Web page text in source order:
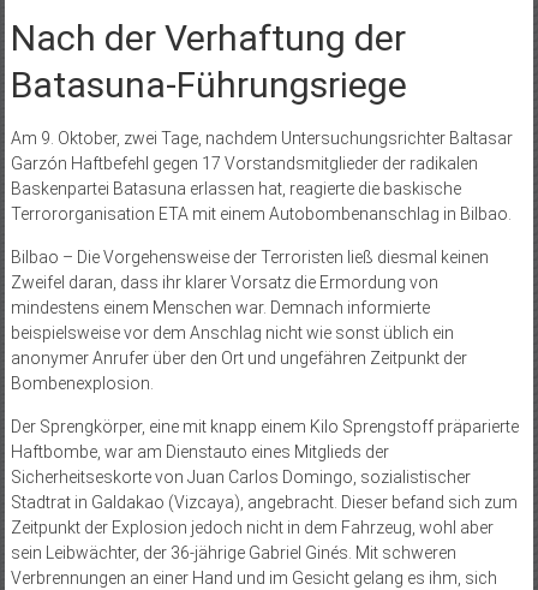
Nach der Verhaftung der
Batasuna-Führungsriege
Am 9. Oktober, zwei Tage, nachdem Untersuchungsrichter Baltasar
Garzón Haftbefehl gegen 17 Vorstandsmitglieder der radikalen
Baskenpartei Batasuna erlassen hat, reagierte die baskische
Terrororganisation ETA mit einem Autobombenanschlag in Bilbao.
Bilbao – Die Vorgehensweise der Terroristen ließ diesmal keinen
Zweifel daran, dass ihr klarer Vorsatz die Ermordung von
mindestens einem Menschen war. Demnach informierte
beispielsweise vor dem Anschlag nicht wie sonst üblich ein
anonymer Anrufer über den Ort und ungefähren Zeitpunkt der
Bombenexplosion.
Der Sprengkörper, eine mit knapp einem Kilo Sprengstoff präparierte
Haftbombe, war am Dienstauto eines Mitglieds der
Sicherheitseskorte von Juan Carlos Domingo, sozialistischer
Stadtrat in Galdakao (Vizcaya), angebracht. Dieser befand sich zum
Zeitpunkt der Explosion jedoch nicht in dem Fahrzeug, wohl aber
sein Leibwächter, der 36-jährige Gabriel Ginés. Mit schweren
Verbrennungen an einer Hand und im Gesicht gelang es ihm, sich